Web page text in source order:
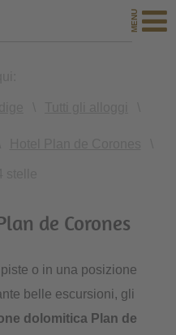
de Corones
o in una posizione
belle escursioni, gli
dolomitica Plan de